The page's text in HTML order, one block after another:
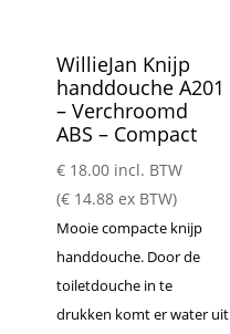
WillieJan Knijp
handdouche A201
– Verchroomd
ABS – Compact
€ 18.00 incl. BTW
(€ 14.88 ex BTW)
Mooie compacte knijp
handdouche. Door de
toiletdouche in te
drukken komt er water uit